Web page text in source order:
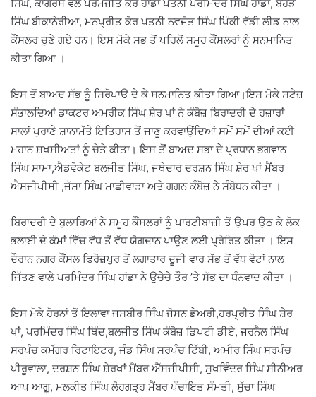
ਸਿੰਘ, ਕਾਂਗਰਸ ਵੱਲੋਂ ਪਰਮਜੀਤ ਕੋਰ ਹਾਂਡਾ ਪਤਨੀ ਪਰਮਿੰਦਰ ਸਿੰਘ ਹਾਂਡਾ, ਬੋਹੜ
ਸਿੰਘ ਬੀਕਾਨੇਰੀਆ, ਮਨਪ੍ਰੀਤ ਕੋਰ ਪਤਨੀ ਨਵਜੋਤ ਸਿੰਘ ਪਿੰਕੀ ਵੱਡੀ ਲੀਡ ਨਾਲ
ਕੌਂਸਲਰ ਚੁਣੇ ਗਏ ਹਨ। ਇਸ ਮੋਕੇ ਸਭ ਤੋਂ ਪਹਿਲੋਂ ਸਮੂਹ ਕੌਂਸਲਰਾਂ ਨੂੰ ਸਨਮਾਨਿਤ
ਕੀਤਾ ਗਿਆ ।
ਇਸ ਤੋਂ ਬਾਅਦ ਸੱਭ ਨੂੰ ਸਿਰੋਪਾੳ ਦੇ ਕੇ ਸਨਮਾਨਿਤ ਕੀਤਾ ਗਿਆ।ਇਸ ਮੋਕੇ ਸਟੇਜ਼
ਸੰਭਾਲਦਿਆਂ ਡਾਕਟਰ ਅਮਰੀਕ ਸਿੰਘ ਸ਼ੇਰ ਖਾਂ ਨੇ ਕੰਬੋਜ਼ ਬਿਰਾਦਰੀ ਦੇੇ ਹਜ਼ਾਰਾਂ
ਸਾਲਾਂ ਪੁਰਾਣੇ ਸ਼ਾਨਾਮੱਤੇ ਇਤਿਹਾਸ ਤੋਂ ਜਾਣੂ ਕਰਵਾਉਂਦਿਆਂ ਸਮੇਂ ਸਮੇਂ ਦੀਆਂ ਕਈ
ਮਹਾਨ ਸ਼ਖਸੀਅਤਾਂ ਨੂੰ ਚੇਤੇ ਕੀਤਾ। ਇਸ ਤੋਂ ਬਾਅਦ ਸਭਾ ਦੇ ਪ੍ਰਧਾਨ ਭਗਵਾਨ
ਸਿੰਘ ਸਾਮਾ,ਐਡਵੋਕੇਟ ਬਲਜੀਤ ਸਿੰਘ, ਜਥੇਦਾਰ ਦਰਸ਼ਨ ਸਿੰਘ ਸ਼ੇਰ ਖਾਂ ਮੈਂਬਰ
ਐਸਜੀਪੀਸੀ ,ਜੱਸਾ ਸਿੰਘ ਮਾਛੀਵਾੜਾ ਅਤੇ ਗਗਨ ਕੰਬੋਜ਼ ਨੇ ਸੰਬੋਧਨ ਕੀਤਾ ।
ਬਿਰਾਦਰੀ ਦੇ ਬੁਲਾਰਿਆਂ ਨੇ ਸਮੂਹ ਕੌਂਸਲਰਾਂ ਨੂੰ ਪਾਰਟੀਬਾਜ਼ੀ ਤੋਂ ਉਪਰ ਉਠ ਕੇ ਲੋਕ
ਭਲਾਈ ਦੇ ਕੰਮਾਂ ਵਿੱਚ ਵੱਧ ਤੋਂ ਵੱਧ ਯੋਗਦਾਨ ਪਾਉਣ ਲਈ ਪ੍ਰੇਰਿਤ ਕੀਤਾ । ਇਸ
ਦੌਰਾਨ ਨਗਰ ਕੌਂਸਲ ਫਿਰੋਜ਼ਪੁਰ ਤੋਂ ਲਗਾਤਾਰ ਦੂਜੀ ਵਾਰ ਸੱਭ ਤੋਂ ਵੱਧ ਵੋਟਾਂ ਨਾਲ
ਜਿੱਤਣ ਵਾਲੇ ਪਰਮਿੰਦਰ ਸਿੰਘ ਹਾਂਡਾ ਨੇ ਉਚੇਚੇ ਤੌਰ ’ਤੇ ਸੱਭ ਦਾ ਧੰਨਵਾਦ ਕੀਤਾ ।
ਇਸ ਮੋਕੇ ਹੋਰਨਾਂ ਤੋਂ ਇਲਾਵਾ ਜਸਬੀਰ ਸਿੰਘ ਜੋਸਨ ਡੇਅਰੀ,ਹਰਪ੍ਰੀਤ ਸਿੰਘ ਸ਼ੇਰ
ਖਾਂ, ਪਰਮਿੰਦਰ ਸਿੰਘ ਥਿੰਦ,ਬਲਜੀਤ ਸਿੰਘ ਕੰਬੋਜ਼ ਡਿਪਟੀ ਡੀਏ, ਜਰਨੈਲ ਸਿੰਘ
ਸਰਪੰਚ ਕਮੱਗਰ ਰਿਟਾਇਟਰ, ਜੰਡ ਸਿੰਘ ਸਰਪੰਚ ਟਿੱਬੀ, ਅਮੀਰ ਸਿੰਘ ਸਰਪੰਚ
ਪੀਰੂਵਾਲਾ, ਦਰਸ਼ਨ ਸਿੰਘ ਸ਼ੇਰਖਾਂ ਮੈਂਬਰ ਐੱਸਜੀਪੀਸੀ, ਸੁਖਵਿੰਦਰ ਸਿੰਘ ਸੀਨੀਅਰ
ਆਪ ਆਗੂ, ਮਲਕੀਤ ਸਿੰਘ ਲੋਹਗੜ੍ਹ ਮੈਂਬਰ ਪੰਚਾਇਤ ਸੰਮਤੀ, ਸੁੱਚਾ ਸਿੰਘ